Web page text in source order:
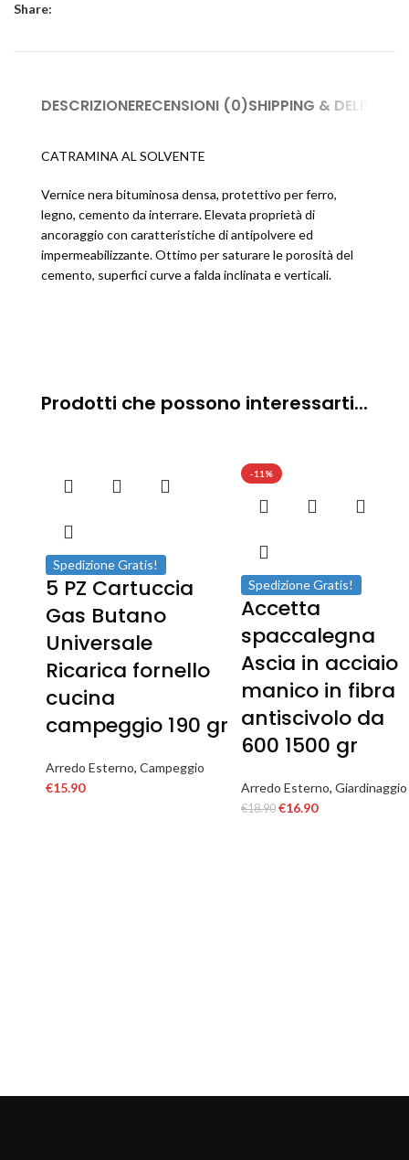
Share:
DESCRIZIONERECENSIONI (0)SHIPPING & DELIVERY
CATRAMINA AL SOLVENTE
Vernice nera bituminosa densa, protettivo per ferro,
legno, cemento da interrare. Elevata proprietà di
ancoraggio con caratteristiche di antipolvere ed
impermeabilizzante. Ottimo per saturare le porosità del
cemento, superfici curve a falda inclinata e verticali.
Prodotti che possono interessarti...
Spedizione Gratis!
5 PZ Cartuccia
Gas Butano
Universale
Ricarica fornello
cucina
campeggio 190 gr
Arredo Esterno, Campeggio
€15.90
-11%
Spedizione Gratis!
Accetta
spaccalegna
Ascia in acciaio
manico in fibra
antiscivolo da
600 1500 gr
Arredo Esterno, Giardinaggio
€18.90 €16.90